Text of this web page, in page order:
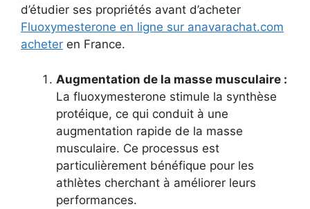
d’étudier ses propriétés avant d’acheter
Fluoxymesterone en ligne sur anavarachat.com
acheter en France.
Augmentation de la masse musculaire :
La fluoxymesterone stimule la synthèse
protéique, ce qui conduit à une
augmentation rapide de la masse
musculaire. Ce processus est
particulièrement bénéfique pour les
athlètes cherchant à améliorer leurs
performances.